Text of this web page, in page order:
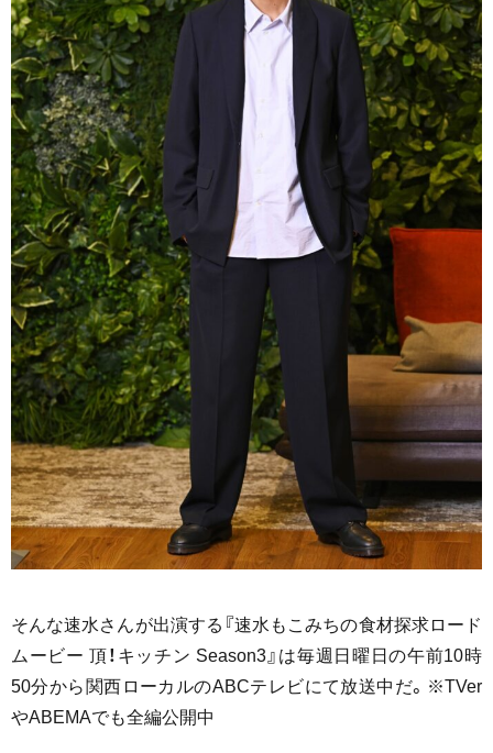
そんな速水さんが出演する『速水もこみちの食材探求ロード
ムービー 頂！キッチン Season3』は毎週日曜日の午前10時
50分から関西ローカルのABCテレビにて放送中だ。※TVer
やABEMAでも全編公開中